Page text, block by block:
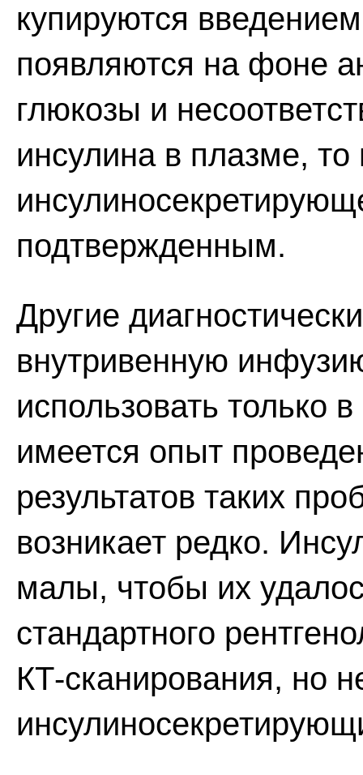
купируются
появляются на фоне
глюкозы и
инсулина в плазме,
подтвержденным.
Другие
внутривенную
использовать только
имеется опыт
результатов таких
возникает редко.
малы, чтобы их
стандартного
КТ-сканирования, но